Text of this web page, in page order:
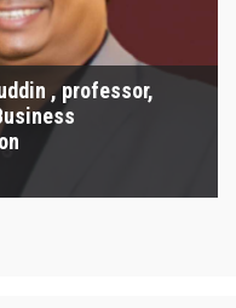
, professor,
Administration
Chairman